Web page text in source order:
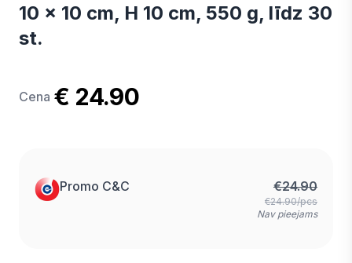
10 x 10 cm, H 10 cm, 550 g, līdz 30
st.
Cena € 24.90
Promo C&C €24.90
€24.90/pcs
Nav pieejams